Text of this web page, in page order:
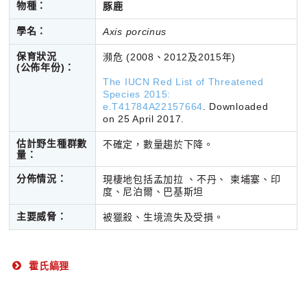
物種： 豚鹿
學名： Axis porcinus
保育狀況
(公佈年份)：
瀕危 (2008、2012及2015年)
The IUCN Red List of Threatened
Species 2015:
e.T41784A22157664 . Downloaded
on 25 April 2017.
估計野生種群數
量：
不確定，數量趨於下降。
分佈情況：
現棲地包括孟加拉 、不丹、 柬埔寨、印
度、尼泊爾、巴基斯坦
主要威脅： 被獵殺、生境流失及受損 。
霍氏縞狸